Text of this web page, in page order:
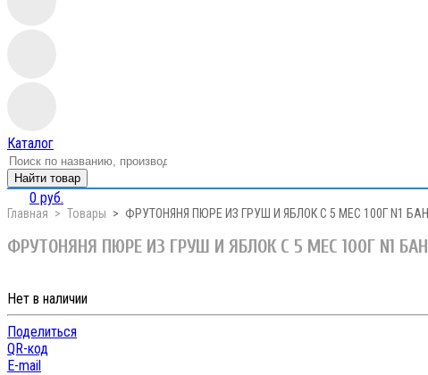
Каталог
Найти товар
0 руб.
Главная Товары ФРУТОНЯНЯ ПЮРЕ ИЗ ГРУШ И ЯБЛОК С 5 МЕС 100Г N1 БАН
ФРУТОНЯНЯ ПЮРЕ ИЗ ГРУШ И ЯБЛОК С 5 МЕС 100Г N1 БАН
Нет в наличии
Поделиться
QR-код
E-mail